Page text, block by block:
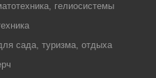
гелиосистемы
сада, туризма, отдыха